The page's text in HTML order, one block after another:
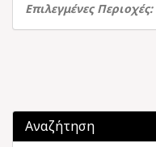
Επιλεγμένες Περιοχές:
Αναζήτηση